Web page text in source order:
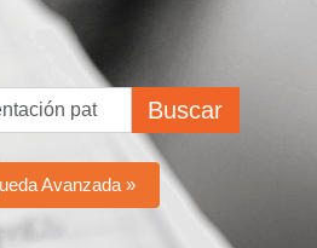
Buscar
Avanzada »